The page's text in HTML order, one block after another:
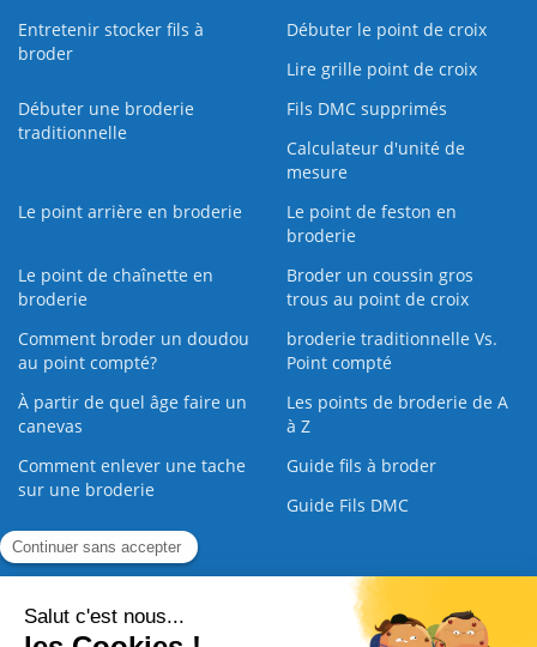
Entretenir stocker fils à
broder
Débuter le point de croix
Lire grille point de croix
Débuter une broderie
traditionnelle
Fils DMC supprimés
Calculateur d'unité de
mesure
Le point arrière en broderie
Le point de feston en
broderie
Le point de chaînette en
broderie
Broder un coussin gros
trous au point de croix
Comment broder un doudou
au point compté?
broderie traditionnelle Vs.
Point compté
À partir de quel âge faire un
canevas
Les points de broderie de A
à Z
Comment enlever une tache
sur une broderie
Guide fils à broder
Guide Fils DMC
Guide de la Broderie